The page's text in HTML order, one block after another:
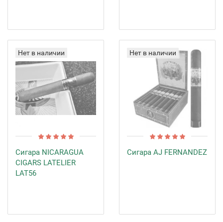
Нет в наличии
Сигара NICARAGUA
CIGARS LATELIER
LAT56
Нет в наличии
Сигара AJ FERNANDEZ